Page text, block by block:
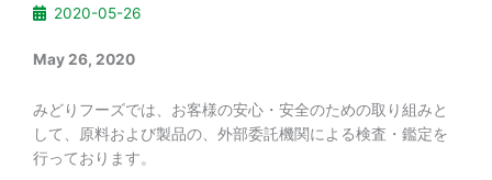
2020-05-26
May 26, 2020
みどりフーズでは、お客様の安心・安全のための取り組みと
して、原料および製品の、外部委託機関による検査・鑑定を
行っております。